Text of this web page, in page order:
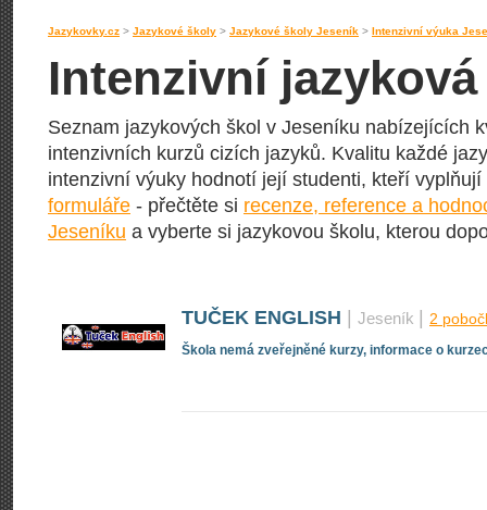
Jazykovky.cz > Jazykové školy > Jazykové školy Jeseník > Intenzivní výuka
Intenzivní
Seznam jazykových škol v Jeseníku nabízejících
intenzivních kurzů cizích jazyků. Kvalitu každé
intenzivní výuky hodnotí její studenti, kteří
formuláře - přečtěte si recenze, reference a
Jeseníku a vyberte si jazykovou školu, kterou
TUČEK ENGLISH Jeseník 2
Škola nemá zveřejněné kurzy, informace o